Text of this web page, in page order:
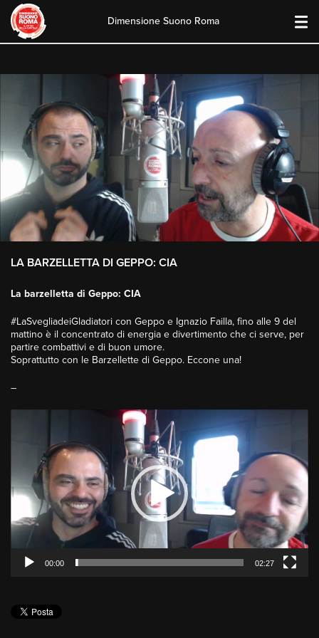
content
Dimensione Suono Roma
LA BARZELLETTA DI GEPPO: CIA
La barzelletta di Geppo: CIA
#LaSvegliadeiGladiatori con Geppo e Ignazio Failla, fino alle 9 del
mattino è il concentrato di energia e divertimento che ci serve, per
partire combattivi e di buon umore.
Soprattutto con le Barzellette di Geppo. Eccone una!
–
00:00 02:27